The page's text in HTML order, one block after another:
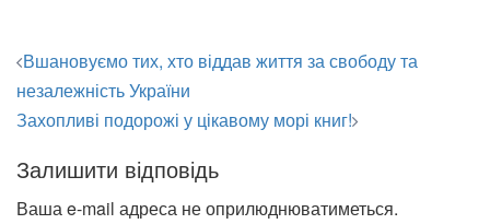
Навігація
по
запису
Вшановуємо тих, хто віддав життя за свободу та
незалежність України
Захопливі подорожі у цікавому морі книг!
Залишити відповідь
Ваша e-mail адреса не оприлюднюватиметься.